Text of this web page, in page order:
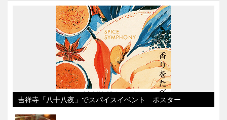
吉祥寺「八十八夜」でスパイスイベント ポスター